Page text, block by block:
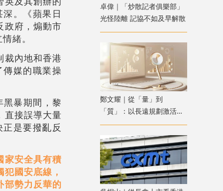
。《蘋果日
政府，煽動市
緒。
裁內地和香港
媒的職業操
暴期間，黎
直接誤導大量
是要撥亂反
家安全具有積
國安底線，
部勢力反華的
卓偉｜「炒散記者俱樂部」
光怪陸離 記協不如及早解散
鄭文耀｜從「量」到
「質」：以長遠規劃激活香
港資產管理新動能